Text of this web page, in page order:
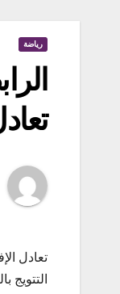
رياضة
التتويج